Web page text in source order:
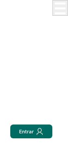
Entrar